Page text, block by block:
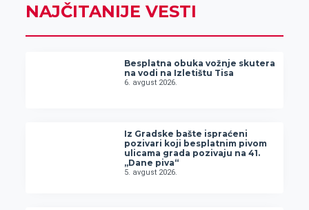
NAJČITANIJE VESTI
Besplatna obuka vožnje skutera
na vodi na Izletištu Tisa
6. avgust 2026.
Iz Gradske bašte ispraćeni
pozivari koji besplatnim pivom
ulicama grada pozivaju na 41.
„Dane piva“
5. avgust 2026.